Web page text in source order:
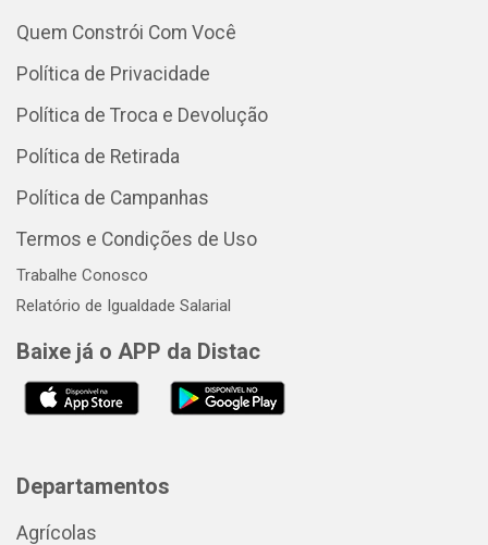
Quem Constrói Com Você
Política de Privacidade
Política de Troca e Devolução
Política de Retirada
Política de Campanhas
Termos e Condições de Uso
Trabalhe Conosco
Relatório de Igualdade Salarial
Baixe já o APP da Distac
Departamentos
Agrícolas